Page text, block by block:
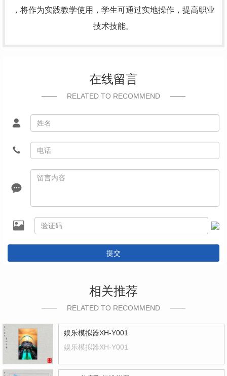
，将作为实践教学使用，学生可通过实地操作，提高职业
技术技能。
在线留言
RELATED TO RECOMMEND
提交
相关推荐
RELATED TO RECOMMEND
娱乐模拟器XH-Y001
娱乐模拟器XH-Y001